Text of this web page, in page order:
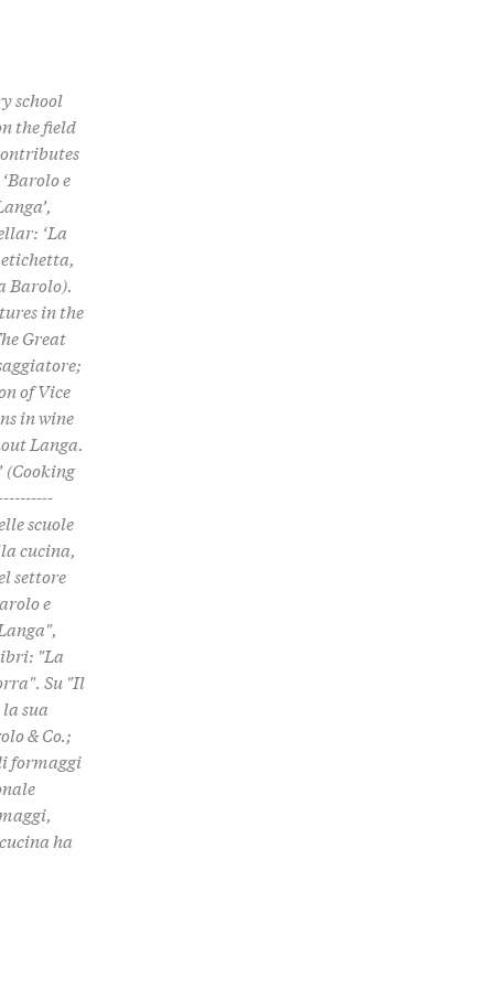
school
the field
e
‘La
Barolo).
in the
Great
of Vice
in wine
Langa.
(Cooking
scuole
cucina,
settore
e
"La
Su "Il
sua
& Co.;
formaggi
ha